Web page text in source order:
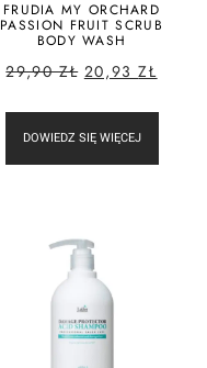
FRUDIA MY ORCHARD
PASSION FRUIT SCRUB
BODY WASH
29,90ZŁ 20,93ZŁ
DOWIEDZ SIĘ WIĘCEJ